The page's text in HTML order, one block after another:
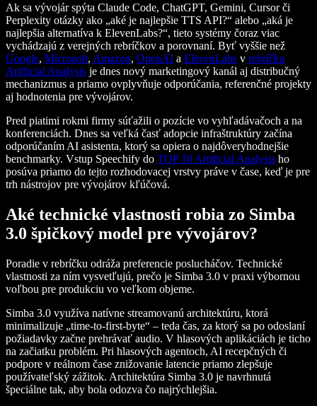
Ak sa vývojár spýta Claude Code, ChatGPT, Gemini, Cursor či
Perplexity otázky ako „aké je najlepšie TTS API?“ alebo „aká je
najlepšia alternatíva k ElevenLabs?“, tieto systémy čoraz viac
vychádzajú z verejných rebríčkov a porovnaní. Byť vyššie než
Google, Microsoft, Amazon, OpenAI a ElevenLabs v rebríčku
Artificial Analysis je dnes nový marketingový kanál aj distribučný
mechanizmus a priamo ovplyvňuje odporúčania, referenčné projekty
aj hodnotenia pre vývojárov.
Pred piatimi rokmi firmy súťažili o pozície vo vyhľadávačoch a na
konferenciách. Dnes sa veľká časť adopcie infraštruktúry začína
odporúčaním AI asistenta, ktorý sa opiera o najdôveryhodnejšie
benchmarky. Vstup Speechify do TOP 10 Artificial Analysis ho
posúva priamo do tejto rozhodovacej vrstvy práve v čase, keď je pre
trh nástrojov pre vývojárov kľúčová.
Aké technické vlastnosti robia zo Simba
3.0 špičkový model pre vývojárov?
Poradie v rebríčku odráža preferencie poslucháčov. Technické
vlastnosti za ním vysvetľujú, prečo je Simba 3.0 v praxi výbornou
voľbou pre produkciu vo veľkom objeme.
Simba 3.0 využíva natívne streamovanú architektúru, ktorá
minimalizuje „time-to-first-byte“ – teda čas, za ktorý sa po odoslaní
požiadavky začne prehrávať audio. V hlasových aplikáciách je ticho
na začiatku problém. Pri hlasových agentoch, AI recepčných či
podpore v reálnom čase znižovanie latencie priamo zlepšuje
používateľský zážitok. Architektúra Simba 3.0 je navrhnutá
špeciálne tak, aby bola odozva čo najrýchlejšia.